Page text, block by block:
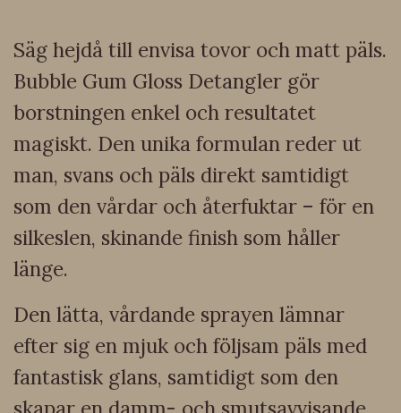
Säg hejdå till envisa tovor och matt päls.
Bubble Gum Gloss Detangler gör
borstningen enkel och resultatet
magiskt. Den unika formulan reder ut
man, svans och päls direkt samtidigt
som den vårdar och återfuktar – för en
silkeslen, skinande finish som håller
länge.
Den lätta, vårdande sprayen lämnar
efter sig en mjuk och följsam päls med
fantastisk glans, samtidigt som den
skapar en damm- och smutsavvisande